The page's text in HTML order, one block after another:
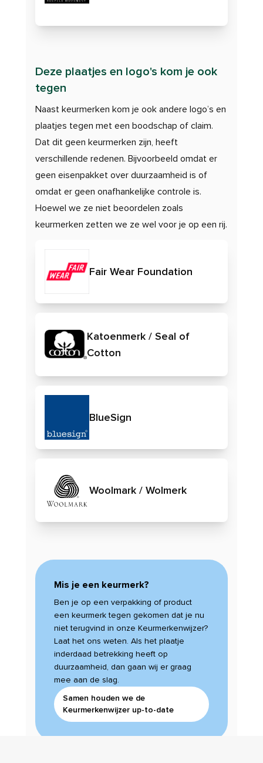
Deze plaatjes en logo's kom je ook
tegen
Naast keurmerken kom je ook andere logo’s en
plaatjes tegen met een boodschap of claim.
Dat dit geen keurmerken zijn, heeft
verschillende redenen. Bijvoorbeeld omdat er
geen eisenpakket over duurzaamheid is of
omdat er geen onafhankelijke controle is.
Hoewel we ze niet beoordelen zoals
keurmerken zetten we ze wel voor je op een rij.
Fair Wear Foundation
Katoenmerk / Seal of
Cotton
BlueSign
Woolmark / Wolmerk
Mis je een keurmerk?
Ben je op een verpakking of product
een keurmerk tegen gekomen dat je nu
niet terugvind in onze Keurmerkenwijzer?
Laat het ons weten. Als het plaatje
inderdaad betrekking heeft op
duurzaamheid, dan gaan wij er graag
mee aan de slag.
Samen houden we de
Keurmerkenwijzer up-to-date